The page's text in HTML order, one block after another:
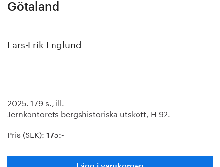
Götaland
Lars-Erik Englund
2025. 179 s., ill.
Jernkontorets bergshistoriska utskott, H 92.
Pris (SEK): 175:-